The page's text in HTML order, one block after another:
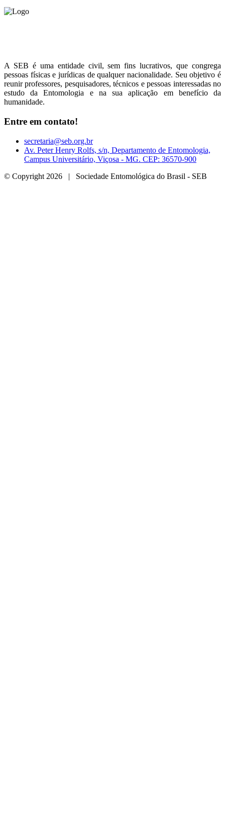
A SEB é uma entidade civil, sem fins lucrativos, que congrega
pessoas físicas e jurídicas de qualquer nacionalidade. Seu objetivo é
reunir professores, pesquisadores, técnicos e pessoas interessadas no
estudo da Entomologia e na sua aplicação em benefício da
humanidade.
Entre em contato!
secretaria@seb.org.br
Av. Peter Henry Rolfs, s/n, Departamento de Entomologia,
Campus Universitário, Viçosa - MG. CEP: 36570-900
© Copyright 2026 | Sociedade Entomológica do Brasil - SEB